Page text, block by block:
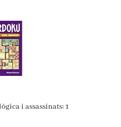
i assassinats: 1